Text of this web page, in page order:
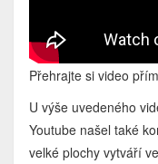
Přehrajte si video
U výše uvedeného
Youtube našel také
velké plochy vytváří